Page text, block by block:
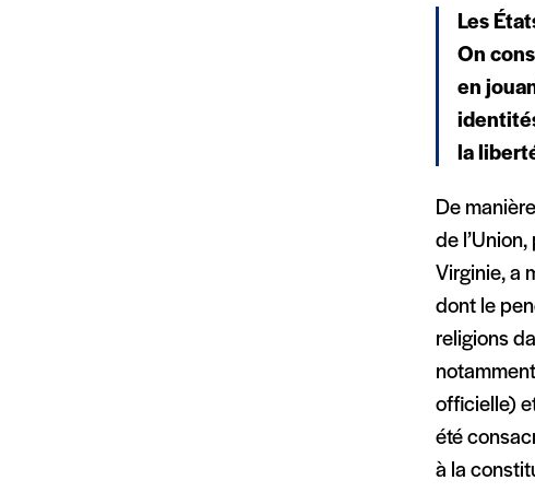
Les
On
en
la
De
de
Virginie, a
dont le
religions
officielle)
été
à la